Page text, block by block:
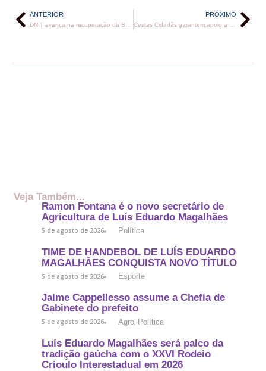
ANTERIOR
DNIT avança na recuperação da BR-116 entre Araci e Tucano
PRÓXIMO
Cestas Cidadãs garantem apoio a cerca de 2 mil famílias em vulnerabilidade social
Veja Também...
Ramon Fontana é o novo secretário de
Agricultura de Luís Eduardo Magalhães
5 de agosto de 2026 Política
TIME DE HANDEBOL DE LUÍS EDUARDO
MAGALHÃES CONQUISTA NOVO TÍTULO
5 de agosto de 2026 Esporte
Jaime Cappellesso assume a Chefia de
Gabinete do prefeito
5 de agosto de 2026 Agro, Política
Luís Eduardo Magalhães será palco da
tradição gaúcha com o XXVI Rodeio
Crioulo Interestadual em 2026